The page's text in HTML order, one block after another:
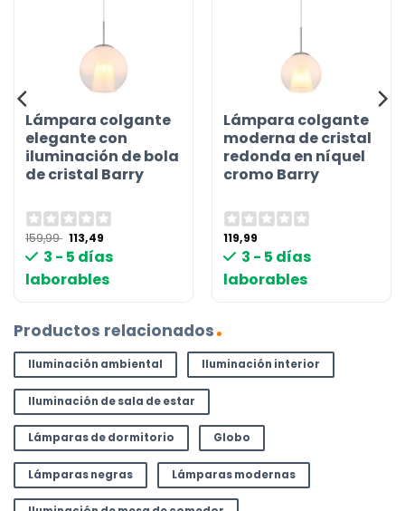
Lámpara colgante
elegante con
iluminación de bola
de cristal Barry
159,99 El
precio
original
159,99 €.
113,49
actual
113,49 €.
3 - 5 días
laborables
Lámpara colgante
moderna de cristal
redonda en níquel
cromo Barry
119,99
3 - 5 días
laborables
Productos relacionados
Iluminación ambiental Iluminación interior
Iluminación de sala de estar
Lámparas de dormitorio Globo
Lámparas negras Lámparas modernas